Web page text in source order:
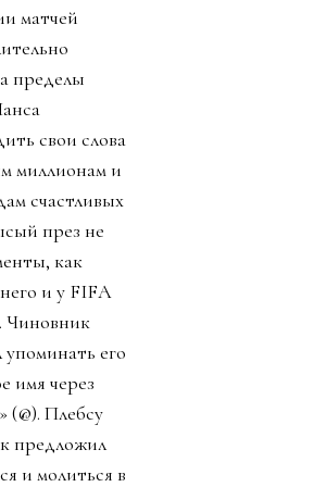
матчей
пределы
свои слова
миллионам и
счастливых
през не
как
и у FIFA
Чиновник
упоминать его
имя через
(@). Плебсу
предложил
и молиться в